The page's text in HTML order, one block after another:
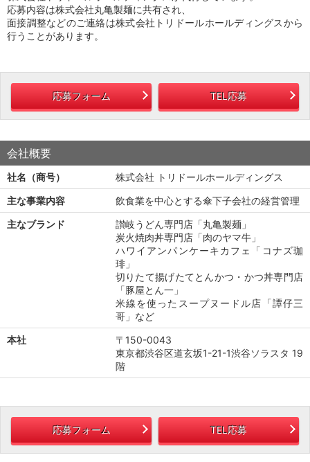
応募内容は株式会社丸亀製麺に共有され、
面接調整などのご連絡は株式会社トリドールホールディングスから
行うことがあります。
応募フォーム TEL応募
会社概要
社名（商号）
株式会社 トリドールホールディングス
主な事業内容
飲食業を中心とする傘下子会社の経営管理
主なブランド
讃岐うどん専門店「丸亀製麺」
炭火焼肉丼専門店「肉のヤマ牛」
ハワイアンパンケーキカフェ「コナズ珈
琲」
切りたて揚げたてとんかつ・かつ丼専門店
「豚屋とん一」
米線を使ったスープヌードル店「譚仔三
哥」など
本社
〒150-0043
東京都渋谷区道玄坂1-21-1渋谷ソラスタ 19
階
応募フォーム TEL応募